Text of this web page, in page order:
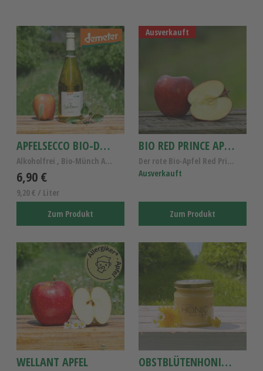
APFELSECCO BIO-DEMETER 0,75L
Alkoholfrei , Bio-Münch Apfelsecco
6,90 €
9,20 € / Liter
Zum Produkt
Ausverkauft
BIO RED PRINCE APFEL
Der rote Bio-Apfel Red Prince KL.I
Ausverkauft
Zum Produkt
WELLANT APFEL OBSTBLÜTENHONIG 250G